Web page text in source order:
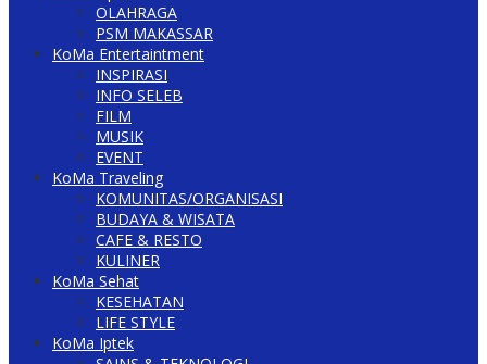
OLAHRAGA
PSM MAKASSAR
KoMa Entertaintment
INSPIRASI
INFO SELEB
FILM
MUSIK
EVENT
KoMa Traveling
KOMUNITAS/ORGANISASI
BUDAYA & WISATA
CAFE & RESTO
KULINER
KoMa Sehat
KESEHATAN
LIFE STYLE
KoMa Iptek